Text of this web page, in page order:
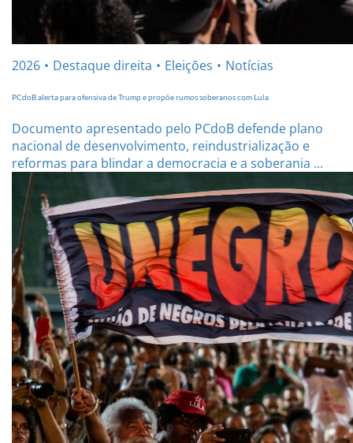
2026 Destaque direita Eleições Notícias
PCdoB alerta para ofensiva de Trump e propõe rumos soberanos com Lula
Documento apresentado pelo PCdoB defende plano
nacional de desenvolvimento, reindustrialização e
reformas para blindar a democracia e a soberania ...